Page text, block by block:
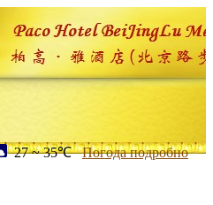
27 ~ 35℃ Погода подробно